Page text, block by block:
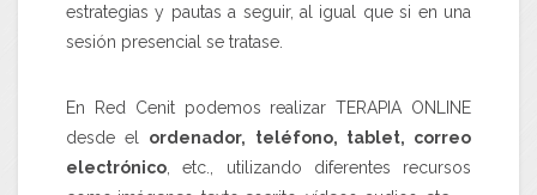
estrategias y pautas a seguir, al igual que si en una
sesión presencial se tratase.
En Red Cenit podemos realizar TERAPIA ONLINE
desde el ordenador, teléfono, tablet, correo
electrónico , etc., utilizando diferentes recursos